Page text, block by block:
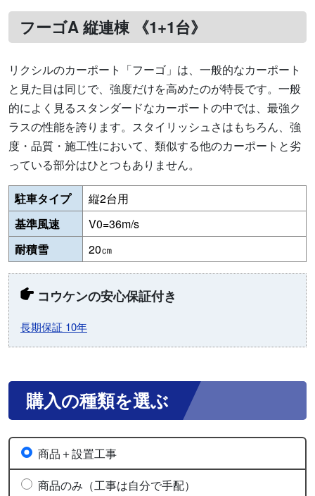
フーゴA 縦連棟 《1+1台》
リクシルのカーポート「フーゴ」は、一般的なカーポート
と見た目は同じで、強度だけを高めたのが特長です。一般
的によく見るスタンダードなカーポートの中では、最強ク
ラスの性能を誇ります。スタイリッシュさはもちろん、強
度・品質・施工性において、類似する他のカーポートと劣
っている部分はひとつもありません。
駐車タイプ
縦2台用
基準風速
V0=36m/s
耐積雪
20㎝
コウケンの安心保証付き
長期保証 10年
購入の種類を選ぶ
商品＋設置工事
商品のみ（工事は自分で手配）